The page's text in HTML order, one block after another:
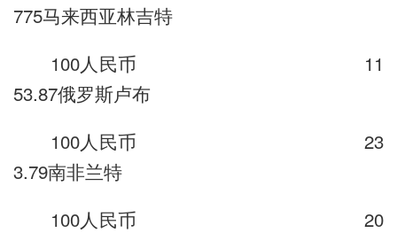
775马来西亚林吉特
100人民币 11
53.87俄罗斯卢布
100人民币 23
3.79南非兰特
100人民币 20